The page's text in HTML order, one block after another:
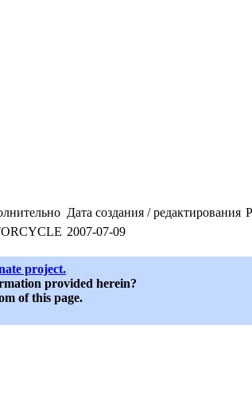
Дата создания / редактирования
2007-07-09
project.
provided herein?
of this page.